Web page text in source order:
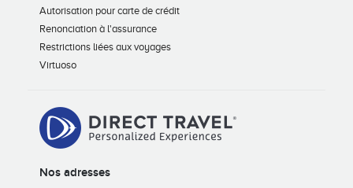
Autorisation pour carte de crédit
Renonciation à l'assurance
Restrictions liées aux voyages
Virtuoso
Nos adresses